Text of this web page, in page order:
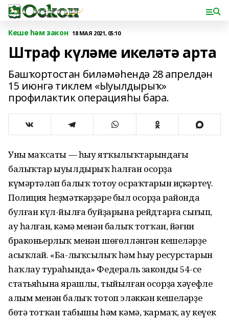
Кеше һәм закон 18 МАЯ 2021, 05:10
Штраф күләме икеләтә арта
Башҡортостан биләмәһендә 28 апрелдән
15 июнгә тиклем «Ыуылдырыҡ»
профилактик операцияһы бара.
Уның маҡсаты — һыу ятҡылыҡтарындағы
балыҡтар ыуылдырыҡ һалған осорҙа
күмәртәләп балыҡ тотоу осраҡтарын иҫкәртеү.
Полиция һеҙмәткәрҙәре был осорҙа районда
булған күл-йылға буйҙарына рейдтарға сығып,
ау һалған, кәмә менән балыҡ тотҡан, йәғни
браконьерлыҡ менән шөғөлләнгән кешеләрҙе
асыҡлай. «Ба-лыҡсылыҡ һәм һыу ресурстарын
һаҡлау тураһында» Федераль закондың 54-се
статьяһына ярашлы, тыйылған осорҙа хәүефле
алым менән балыҡ тотоп эләккән кешеләрҙең
бөтә тотҡан табышы һәм кәмә, ҡармаҡ, ау кеүек